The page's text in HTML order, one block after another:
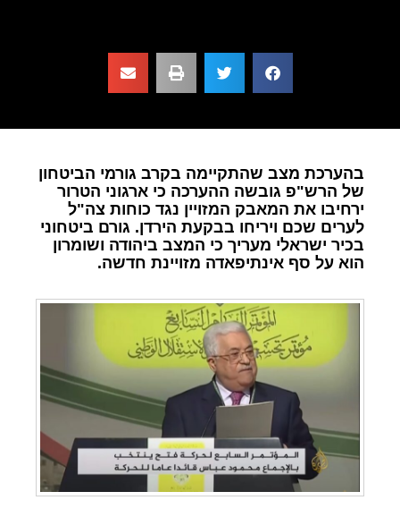
בהערכת מצב שהתקיימה בקרב גורמי הביטחון
של הרש"פ גובשה ההערכה כי ארגוני הטרור
ירחיבו את המאבק המזויין נגד כוחות צה"ל
לערים שכם ויריחו בבקעת הירדן. גורם ביטחוני
בכיר ישראלי מעריך כי המצב ביהודה ושומרון
הוא על סף אינתיפאדה מזויינת חדשה.